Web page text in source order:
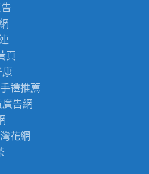
頁
康
禮推薦
廣告網
花網